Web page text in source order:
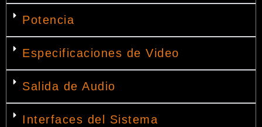
Potencia
Especificaciones de Video
Salida de Audio
Interfaces del Sistema